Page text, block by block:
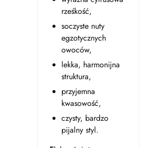
rześkość,
soczyste nuty
egzotycznych
owoców,
lekka, harmonijna
struktura,
przyjemna
kwasowość,
czysty, bardzo
pijalny styl.